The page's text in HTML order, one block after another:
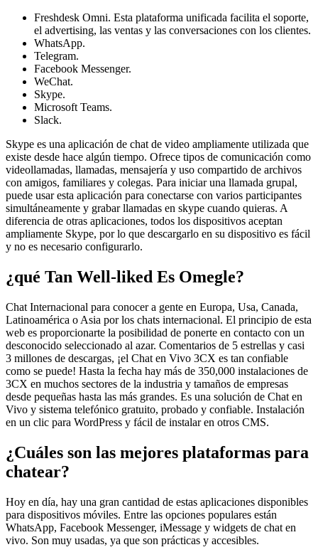
Freshdesk Omni. Esta plataforma unificada facilita el soporte,
el advertising, las ventas y las conversaciones con los clientes.
WhatsApp.
Telegram.
Facebook Messenger.
WeChat.
Skype.
Microsoft Teams.
Slack.
Skype es una aplicación de chat de video ampliamente utilizada que
existe desde hace algún tiempo. Ofrece tipos de comunicación como
videollamadas, llamadas, mensajería y uso compartido de archivos
con amigos, familiares y colegas. Para iniciar una llamada grupal,
puede usar esta aplicación para conectarse con varios participantes
simultáneamente y grabar llamadas en skype cuando quieras. A
diferencia de otras aplicaciones, todos los dispositivos aceptan
ampliamente Skype, por lo que descargarlo en su dispositivo es fácil
y no es necesario configurarlo.
¿qué Tan Well-liked Es Omegle?
Chat Internacional para conocer a gente en Europa, Usa, Canada,
Latinoamérica o Asia por los chats internacional. El principio de esta
web es proporcionarte la posibilidad de ponerte en contacto con un
desconocido seleccionado al azar. Comentarios de 5 estrellas y casi
3 millones de descargas, ¡el Chat en Vivo 3CX es tan confiable
como se puede! Hasta la fecha hay más de 350,000 instalaciones de
3CX en muchos sectores de la industria y tamaños de empresas
desde pequeñas hasta las más grandes. Es una solución de Chat en
Vivo y sistema telefónico gratuito, probado y confiable. Instalación
en un clic para WordPress y fácil de instalar en otros CMS.
¿Cuáles son las mejores plataformas para
chatear?
Hoy en día, hay una gran cantidad de estas aplicaciones disponibles
para dispositivos móviles. Entre las opciones populares están
WhatsApp, Facebook Messenger, iMessage y widgets de chat en
vivo. Son muy usadas, ya que son prácticas y accesibles.